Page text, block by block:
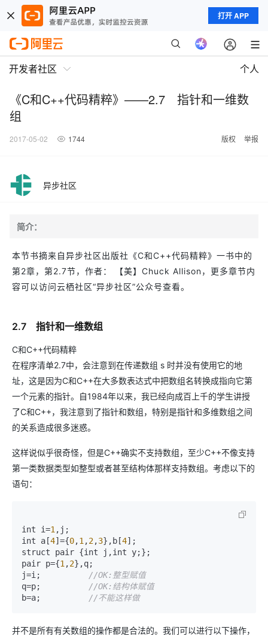
打开 APP
开发者社区 个人
《C和C++代码精粹》——2.7 指针和一维数
组
2017-05-02 1744 版权 举报
异步社区
简介：
本节书摘来自异步社区出版社《C和C++代码精粹》一书中的
第2章，第2.7节，作者： 【美】Chuck Allison，更多章节内
容可以访问云栖社区“异步社区”公众号查看。
2.7 指针和一维数组
C和C++代码精粹
在程序清单2.7中，会注意到在传递数组 s 时并没有使用它的地
址，这是因为C和C++在大多数表达式中把数组名转换成指向它第
一个元素的指针。自1984年以来，我已经向成百上千的学生讲授
了C和C++，我注意到了指针和数组，特别是指针和多维数组之间
的关系造成很多迷惑。
这样说似乎很奇怪，但是C++确实不支持数组，至少C++不像支持
第一类数据类型如整型或者甚至结构体那样支持数组。考虑以下的
语句：
int i=1 ,j;
int a[4]={0,1 ,2,3},b[4];
struct pair {int j,int y;};
pair p={1 ,2},q;
j=i;
//OK:整型赋值
q=p;
//OK:结构体赋值
b=a;
//不能这样做
并不是所有有关数组的操作都是合法的。我们可以进行以下操作，